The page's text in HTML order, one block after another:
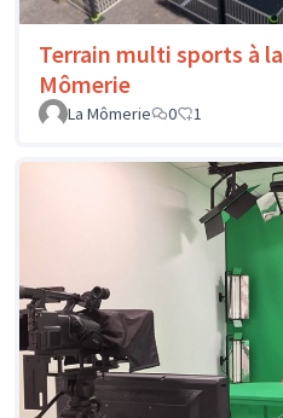
Terrain multi sports à la
Mômerie
La Mômerie
0 1